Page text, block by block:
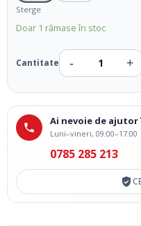
Sterge
Doar 1 rămase în stoc
Ai nevoie de
Luni–vineri, 09:00–17:00
0785 285 213